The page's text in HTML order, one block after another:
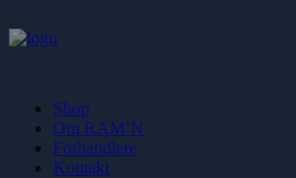
Shop
Om RAM’N
Forhandlere
Kontakt